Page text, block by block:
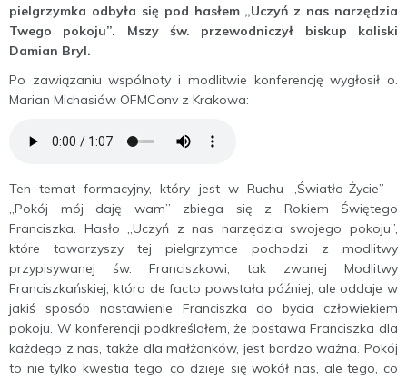
pielgrzymka odbyła się pod hasłem „Uczyń z nas narzędzia
Twego pokoju”. Mszy św. przewodniczył biskup kaliski
Damian Bryl.
Po zawiązaniu wspólnoty i modlitwie konferencję wygłosił o.
Marian Michasiów OFMConv z Krakowa:
Ten temat formacyjny, który jest w Ruchu „Światło-Życie” -
„Pokój mój daję wam” zbiega się z Rokiem Świętego
Franciszka. Hasło „Uczyń z nas narzędzia swojego pokoju”,
które towarzyszy tej pielgrzymce pochodzi z modlitwy
przypisywanej św. Franciszkowi, tak zwanej Modlitwy
Franciszkańskiej, która de facto powstała później, ale oddaje w
jakiś sposób nastawienie Franciszka do bycia człowiekiem
pokoju. W konferencji podkreślałem, że postawa Franciszka dla
każdego z nas, także dla małżonków, jest bardzo ważna. Pokój
to nie tylko kwestia tego, co dzieje się wokół nas, ale tego, co